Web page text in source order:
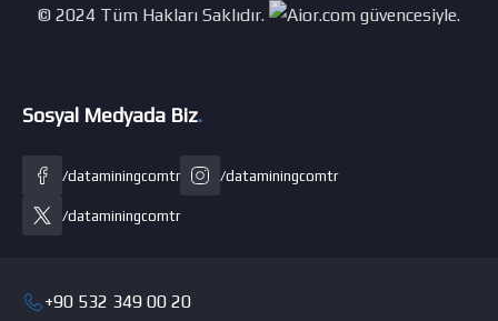
© 2024 Tüm Hakları Saklıdır. güvencesiyle.
Sosyal Medyada Biz.
/dataminingcomtr /dataminingcomtr
/dataminingcomtr
+90 532 349 00 20